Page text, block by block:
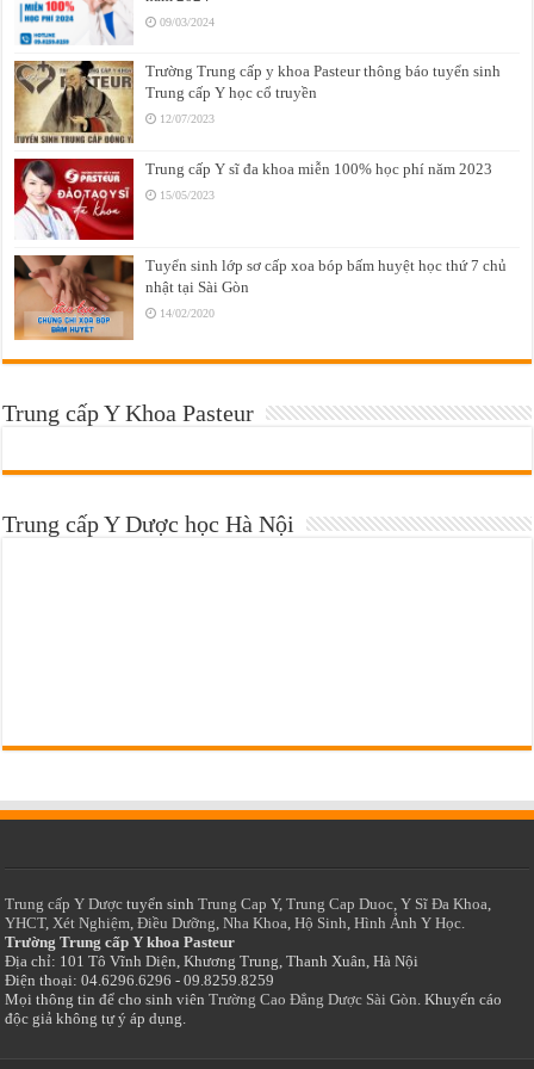
09/03/2024
Trường Trung cấp y khoa Pasteur thông báo tuyển sinh
Trung cấp Y học cổ truyền
12/07/2023
Trung cấp Y sĩ đa khoa miễn 100% học phí năm 2023
15/05/2023
Tuyển sinh lớp sơ cấp xoa bóp bấm huyệt học thứ 7 chủ
nhật tại Sài Gòn
14/02/2020
Trung cấp Y Khoa Pasteur
Trung cấp Y Dược học Hà Nội
Trung cấp Y Dược tuyển sinhTrung Cap Y,Trung Cap Duoc,Y Sĩ Đa Khoa,
YHCT,Xét Nghiệm,Điều Dưỡng,Nha Khoa,Hộ Sinh,Hình Ảnh Y Học.
Trường Trung cấp Y khoa Pasteur
Địa chỉ: 101 Tô Vĩnh Diện, Khương Trung, Thanh Xuân, Hà Nội
Điện thoại: 04.6296.6296 - 09.8259.8259
Mọi thông tin để cho sinh viênTrường Cao Đẳng Dược Sài Gòn. Khuyến cáo
độc giả không tự ý áp dụng.